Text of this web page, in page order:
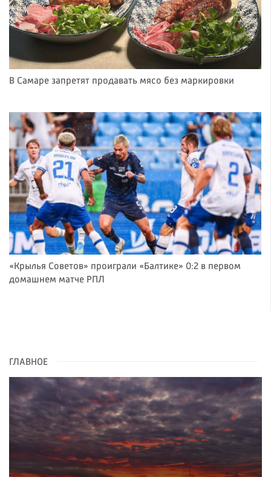
В Самаре запретят продавать мясо без маркировки
«Крылья Советов» проиграли «Балтике» 0:2 в первом
домашнем матче РПЛ
ГЛАВНОЕ